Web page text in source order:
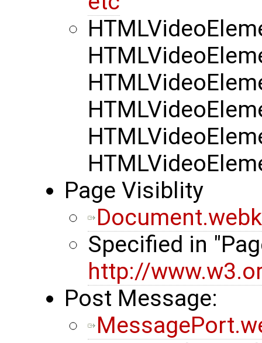
Page Visiblity
Specified in
http://
Post Message: